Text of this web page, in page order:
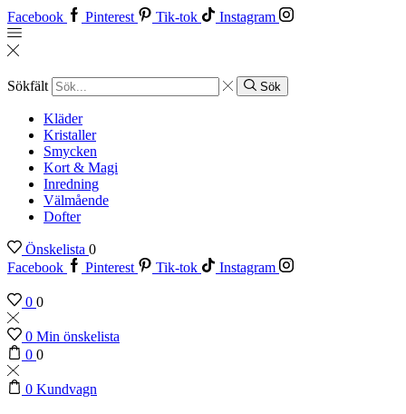
Facebook Pinterest Tik-tok Instagram
Sökfält Sök
Kläder
Kristaller
Smycken
Kort & Magi
Inredning
Välmående
Dofter
Önskelista 0
Facebook
Pinterest Tik-tok Instagram
0 0
0 Min önskelista
0 0
0 Kundvagn